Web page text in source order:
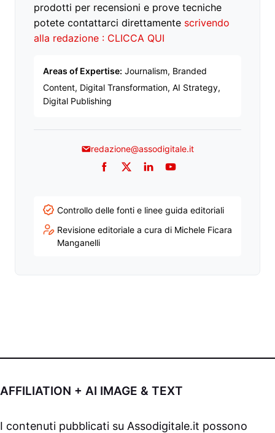
prodotti per recensioni e prove tecniche
potete contattarci direttamente scrivendo
alla redazione : CLICCA QUI
Areas of Expertise: Journalism, Branded
Content, Digital Transformation, AI Strategy,
Digital Publishing
redazione@assodigitale.it
Facebook
TwitterLinkedInYouTube
Controllo delle fonti e linee guida editoriali
Revisione editoriale a cura di Michele Ficara
Manganelli
AFFILIATION + AI IMAGE & TEXT
I contenuti pubblicati su Assodigitale.it possono